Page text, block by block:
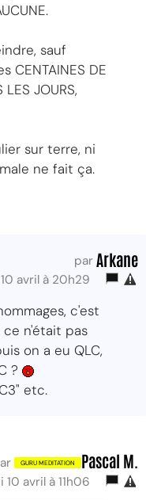
sauf
DE
LES JOURS,
sur terre, ni
ne fait ça.
par Arkane
avril à 20h29
c'est
n'était pas
on a eu QLC,
?
etc.
Pascal M.
avril à 11h06